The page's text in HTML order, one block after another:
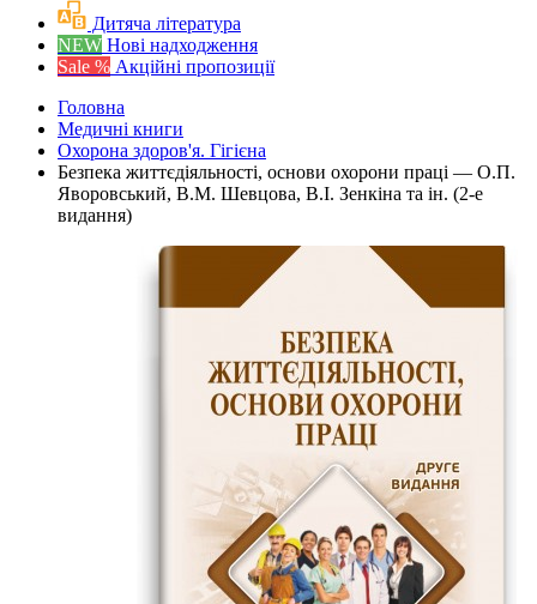
Дитяча література
NEW Нові надходження
Sale % Акційні пропозиції
Головна
Медичні книги
Охорона здоров'я. Гігієна
Безпека життєдіяльності, основи охорони праці — О.П.
Яворовський, В.М. Шевцова, В.І. Зенкіна та ін. (2-е
видання)